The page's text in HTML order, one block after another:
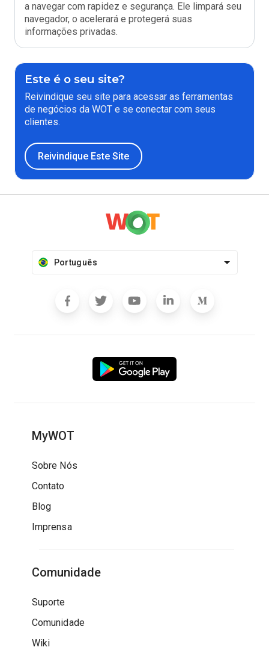
a navegar com rapidez e segurança. Ele limpará seu
navegador, o acelerará e protegerá suas
informações privadas.
Este é o seu site?
Reivindique seu site para acessar as ferramentas
de negócios da WOT e se conectar com seus
clientes.
Reivindique Este Site
Português
MyWOT
Sobre Nós
Contato
Blog
Imprensa
Comunidade
Suporte
Comunidade
Wiki